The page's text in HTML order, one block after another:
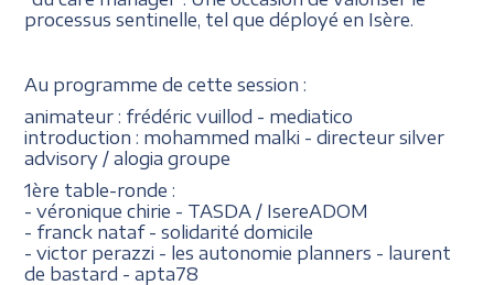
processus sentinelle, tel que déployé en Isère.
Au programme de cette session :
animateur : frédéric vuillod - mediatico
introduction : mohammed malki - directeur silver
advisory / alogia groupe
1ère table-ronde :
- véronique chirie - TASDA / IsereADOM
- franck nataf - solidarité domicile
- victor perazzi - les autonomie planners - laurent
de bastard - apta78